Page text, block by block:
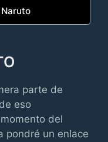
parte de
eso
del
pondré un enlace